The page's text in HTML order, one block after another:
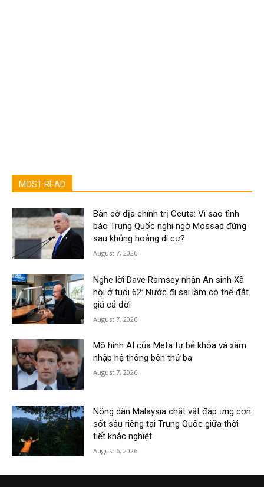
MOST READ
Bàn cờ địa chính trị Ceuta: Vì sao tình
báo Trung Quốc nghi ngờ Mossad đứng
sau khủng hoảng di cư?
August 7, 2026
Nghe lời Dave Ramsey nhận An sinh Xã
hội ở tuổi 62: Nước đi sai lầm có thể đắt
giá cả đời
August 7, 2026
Mô hình AI của Meta tự bẻ khóa và xâm
nhập hệ thống bên thứ ba
August 7, 2026
Nông dân Malaysia chật vật đáp ứng cơn
sốt sầu riêng tại Trung Quốc giữa thời
tiết khắc nghiệt
August 6, 2026